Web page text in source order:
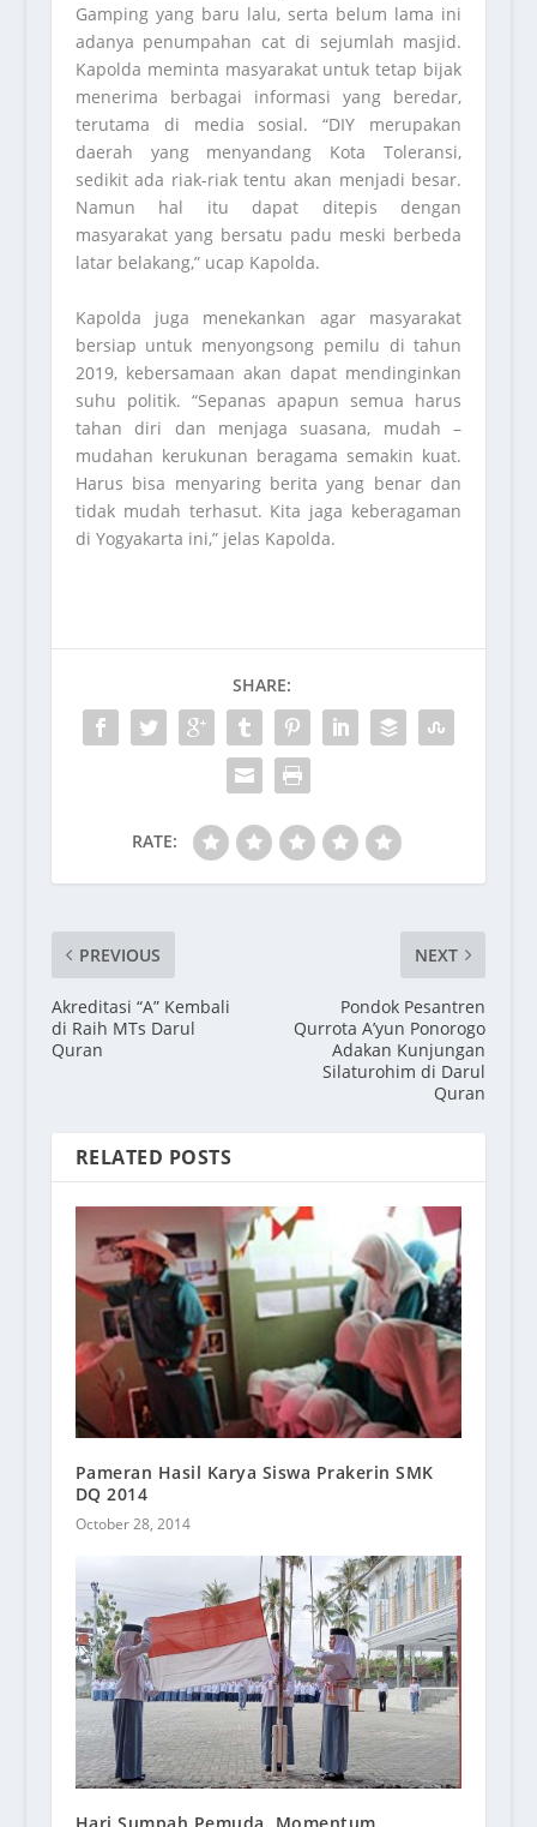
Gamping yang baru lalu, serta belum lama ini
adanya penumpahan cat di sejumlah masjid.
Kapolda meminta masyarakat untuk tetap bijak
menerima berbagai informasi yang beredar,
terutama di media sosial. “DIY merupakan
daerah yang menyandang Kota Toleransi,
sedikit ada riak-riak tentu akan menjadi besar.
Namun hal itu dapat ditepis dengan
masyarakat yang bersatu padu meski berbeda
latar belakang,” ucap Kapolda.
Kapolda juga menekankan agar masyarakat
bersiap untuk menyongsong pemilu di tahun
2019, kebersamaan akan dapat mendinginkan
suhu politik. “Sepanas apapun semua harus
tahan diri dan menjaga suasana, mudah –
mudahan kerukunan beragama semakin kuat.
Harus bisa menyaring berita yang benar dan
tidak mudah terhasut. Kita jaga keberagaman
di Yogyakarta ini,” jelas Kapolda.
SHARE:
RATE:
PREVIOUS
Akreditasi “A” Kembali
di Raih MTs Darul
Quran
NEXT
Pondok Pesantren
Qurrota A’yun Ponorogo
Adakan Kunjungan
Silaturohim di Darul
Quran
RELATED POSTS
Pameran Hasil Karya Siswa Prakerin SMK
DQ 2014
October 28, 2014